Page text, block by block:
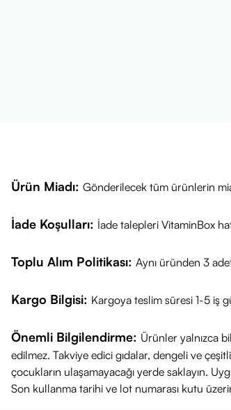
Ürün Miadı: Gönderilecek tüm ürünlerin
İade Koşulları: İade talepleri VitaminBox
Toplu Alım Politikası: Aynı üründen 3
Kargo Bilgisi: Kargoya teslim süresi 1-5 iş
Önemli Bilgilendirme: Ürünler yalnızca
edilmez. Takviye edici gıdalar, dengeli ve
çocukların ulaşamayacağı yerde saklayın.
Son kullanma tarihi ve lot numarası kutu